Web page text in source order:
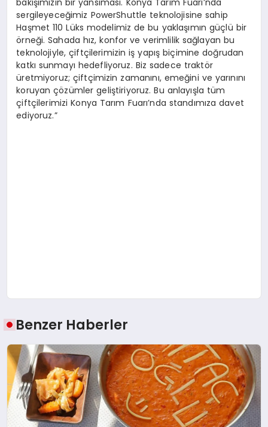
sergileyeceğimiz PowerShuttle teknolojisine sahip
Haşmet 110 Lüks modelimiz de bu yaklaşımın güçlü bir
örneği. Sahada hız, konfor ve verimlilik sağlayan bu
teknolojiyle, çiftçilerimizin iş yapış biçimine doğrudan
katkı sunmayı hedefliyoruz. Biz sadece traktör
üretmiyoruz; çiftçimizin zamanını, emeğini ve yarınını
koruyan çözümler geliştiriyoruz. Bu anlayışla tüm
çiftçilerimizi Konya Tarım Fuarı’nda standımıza davet
ediyoruz.”
Benzer Haberler